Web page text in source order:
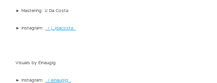
► Mastering: JJ Da Costa
► Instagram: / j_jdacosta
Visuals by Einaugig
► Instagram: / einaugig